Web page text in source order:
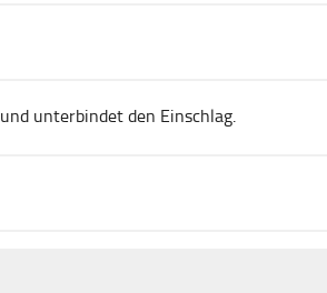
unterbindet den Einschlag.